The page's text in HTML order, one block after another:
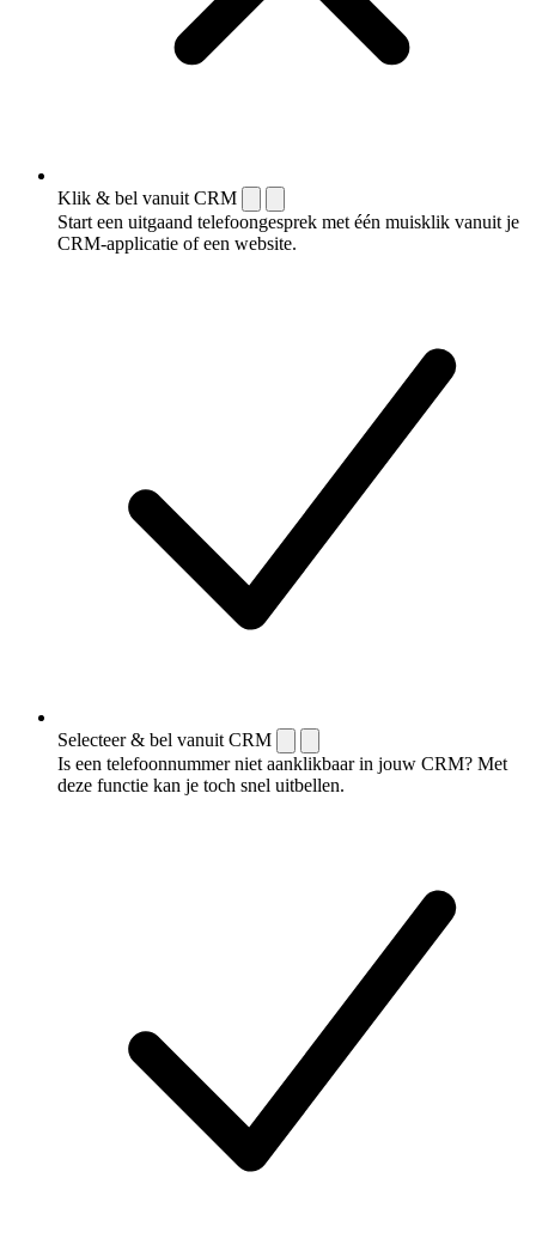
Klik & bel vanuit CRM
Start een uitgaand telefoongesprek met één muisklik vanuit je
CRM-applicatie of een website.
Selecteer & bel vanuit CRM
Is een telefoonnummer niet aanklikbaar in jouw CRM? Met
deze functie kan je toch snel uitbellen.